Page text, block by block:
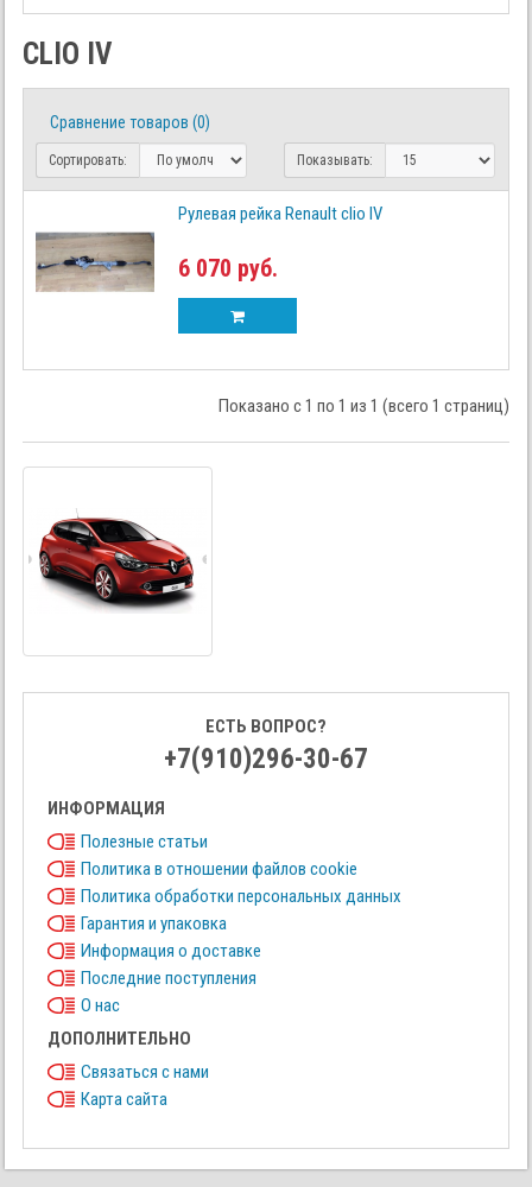
CLIO IV
Сравнение товаров (0)
Сортировать: Показывать:
Рулевая рейка Renault clio IV
6 070 руб.
Показано с 1 по 1 из 1 (всего 1 страниц)
ЕСТЬ ВОПРОС?
+7(910)296-30-67
ИНФОРМАЦИЯ
Полезные статьи
Политика в отношении файлов cookie
Политика обработки персональных данных
Гарантия и упаковка
Информация о доставке
Последние поступления
О нас
ДОПОЛНИТЕЛЬНО
Связаться с нами
Карта сайта